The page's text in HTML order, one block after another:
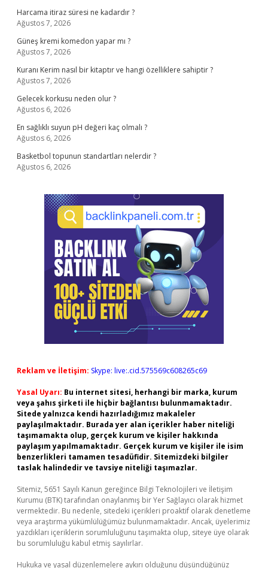
Harcama itiraz süresi ne kadardır ?
Ağustos 7, 2026
Güneş kremi komedon yapar mı ?
Ağustos 7, 2026
Kuranı Kerim nasıl bir kitaptır ve hangi özelliklere sahiptir ?
Ağustos 7, 2026
Gelecek korkusu neden olur ?
Ağustos 6, 2026
En sağlıklı suyun pH değeri kaç olmalı ?
Ağustos 6, 2026
Basketbol topunun standartları nelerdir ?
Ağustos 6, 2026
Reklam ve İletişim: Skype: live:.cid.575569c608265c69
Yasal Uyarı: Bu internet sitesi, herhangi bir marka, kurum
veya şahıs şirketi ile hiçbir bağlantısı bulunmamaktadır.
Sitede yalnızca kendi hazırladığımız makaleler
paylaşılmaktadır. Burada yer alan içerikler haber niteliği
taşımamakta olup, gerçek kurum ve kişiler hakkında
paylaşım yapılmamaktadır. Gerçek kurum ve kişiler ile isim
benzerlikleri tamamen tesadüfidir. Sitemizdeki bilgiler
taslak halindedir ve tavsiye niteliği taşımazlar.
Sitemiz, 5651 Sayılı Kanun gereğince Bilgi Teknolojileri ve İletişim
Kurumu (BTK) tarafından onaylanmış bir Yer Sağlayıcı olarak hizmet
vermektedir. Bu nedenle, sitedeki içerikleri proaktif olarak denetleme
veya araştırma yükümlülüğümüz bulunmamaktadır. Ancak, üyelerimiz
yazdıkları içeriklerin sorumluluğunu taşımakta olup, siteye üye olarak
bu sorumluluğu kabul etmiş sayılırlar.
Hukuka ve yasal düzenlemelere aykırı olduğunu düşündüğünüz